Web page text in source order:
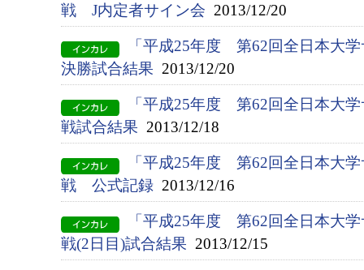
戦 J内定者サイン会 2013/12/20
「平成25年度 第62回全日本大
決勝試合結果 2013/12/20
「平成25年度 第62回全日本大
戦試合結果 2013/12/18
「平成25年度 第62回全日本大
戦 公式記録 2013/12/16
「平成25年度 第62回全日本大
戦(2日目)試合結果 2013/12/15